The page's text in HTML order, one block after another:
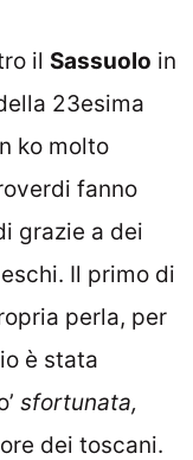
il Sassuolo in
23esima
ko molto
fanno
grazie a dei
Il primo di
perla, per
è stata
sfortunata,
dei toscani.